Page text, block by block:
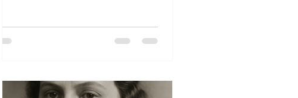
קצצה כרובים לכבישה, ועשתה כן על גבי
המשטח נלחצה כלפי שדיה התפוחים, מה